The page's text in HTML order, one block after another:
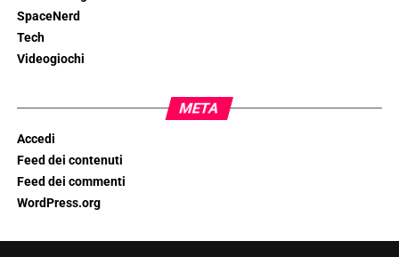
SpaceNerd
Tech
Videogiochi
META
Accedi
Feed dei contenuti
Feed dei commenti
WordPress.org